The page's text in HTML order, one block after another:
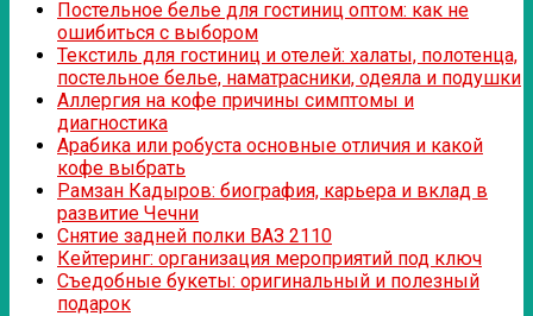
Постельное белье для гостиниц оптом: как не
ошибиться с выбором
Текстиль для гостиниц и отелей: халаты, полотенца,
постельное белье, наматрасники, одеяла и подушки
Аллергия на кофе причины симптомы и
диагностика
Арабика или робуста основные отличия и какой
кофе выбрать
Рамзан Кадыров: биография, карьера и вклад в
развитие Чечни
Снятие задней полки ВАЗ 2110
Кейтеринг: организация мероприятий под ключ
Съедобные букеты: оригинальный и полезный
подарок